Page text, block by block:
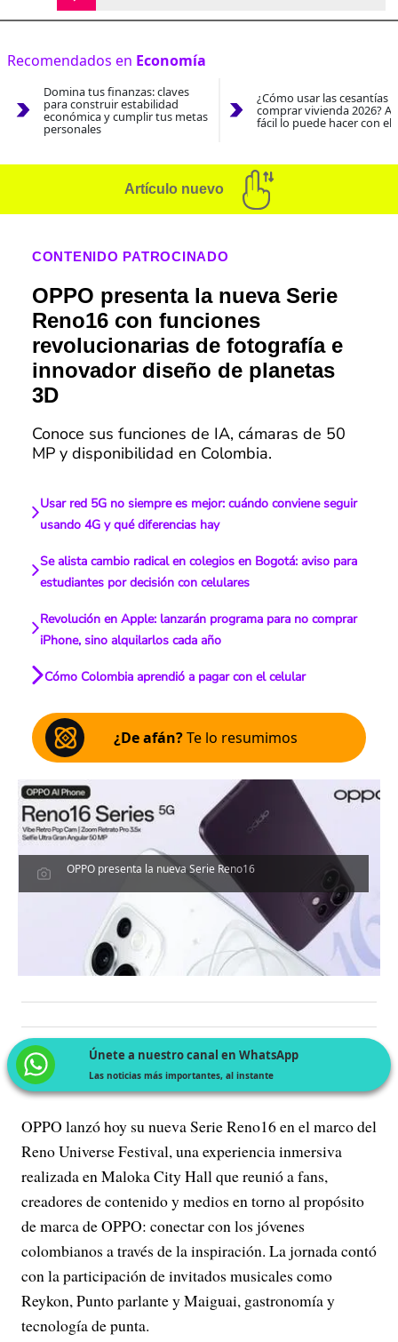
Recomendados en Economía
Domina tus finanzas: claves
para construir estabilidad
económica y cumplir tus metas
personales
¿Cómo usar las cesantías
comprar vivienda 2026?
fácil lo puede hacer con el
Artículo nuevo
CONTENIDO PATROCINADO
OPPO presenta la nueva Serie
Reno16 con funciones
revolucionarias de fotografía e
innovador diseño de planetas
3D
Conoce sus funciones de IA, cámaras de 50
MP y disponibilidad en Colombia.
Usar red 5G no siempre es mejor: cuándo conviene seguir
usando 4G y qué diferencias hay
Se alista cambio radical en colegios en Bogotá: aviso para
estudiantes por decisión con celulares
Revolución en Apple: lanzarán programa para no comprar
iPhone, sino alquilarlos cada año
Cómo Colombia aprendió a pagar con el celular
¿De afán?Te lo resumimos
OPPO presenta la nueva Serie Reno16
Únete a nuestro canal en WhatsApp
Las noticias más importantes, al instante
OPPO lanzó hoy su nueva Serie Reno16 en el marco del
Reno Universe Festival, una experiencia inmersiva
realizada en Maloka City Hall que reunió a fans,
creadores de contenido y medios en torno al propósito
de marca de OPPO: conectar con los jóvenes
colombianos a través de la inspiración. La jornada contó
con la participación de invitados musicales como
Reykon, Punto parlante y Maiguai, gastronomía y
tecnología de punta.